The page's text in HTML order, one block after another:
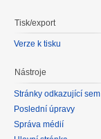
Tisk/export
Verze k tisku
Nástroje
Stránky odkazující sem
Poslední úpravy
Správa médií